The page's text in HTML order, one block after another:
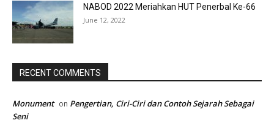
NABOD 2022 Meriahkan HUT Penerbal Ke-66
June 12, 2022
RECENT COMMENTS
Monument on Pengertian, Ciri-Ciri dan Contoh Sejarah Sebagai
Seni